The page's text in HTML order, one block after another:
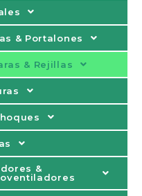
& Portalones
& Rejillas
&